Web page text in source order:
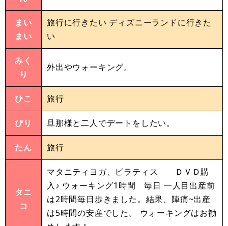
まい
まい
旅行に行きたい ディズニーランドに行きた
い
みく
り
外出やウォーキング。
ひこ 旅行
ぴり 旦那様と二人でデートをしたい。
たん 旅行
タニ
コ
マタニティヨガ、ピラティス ＤＶＤ購
入♪ ウォーキング1時間 毎日 一人目出産前
は2時間毎日歩きました。結果、陣痛~出産
は5時間の安産でした。 ウォーキングはお勧